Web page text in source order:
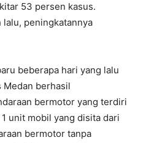
53 persen kasus.
peningkatannya
beberapa hari yang lalu
berhasil
bermotor yang terdiri
unit mobil yang disita dari
bermotor tanpa